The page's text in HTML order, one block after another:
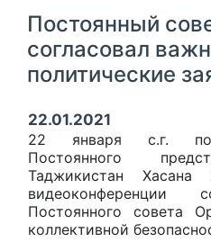
Постоянный
согласовал
политические
22.01.2021
22 января с.г. под
Постоянного
Таджикистан
видеоконференции
Постоянного совета
коллективной